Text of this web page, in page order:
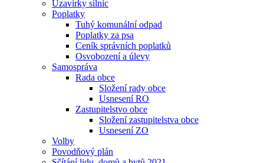
Uzavírky silnic
Poplatky
Tuhý komunální odpad
Poplatky za psa
Ceník správních poplatků
Osvobození a úlevy
Samospráva
Rada obce
Složení rady obce
Usnesení RO
Zastupitelstvo obce
Složení zastupitelstva obce
Usnesení ZO
Volby
Povodňový plán